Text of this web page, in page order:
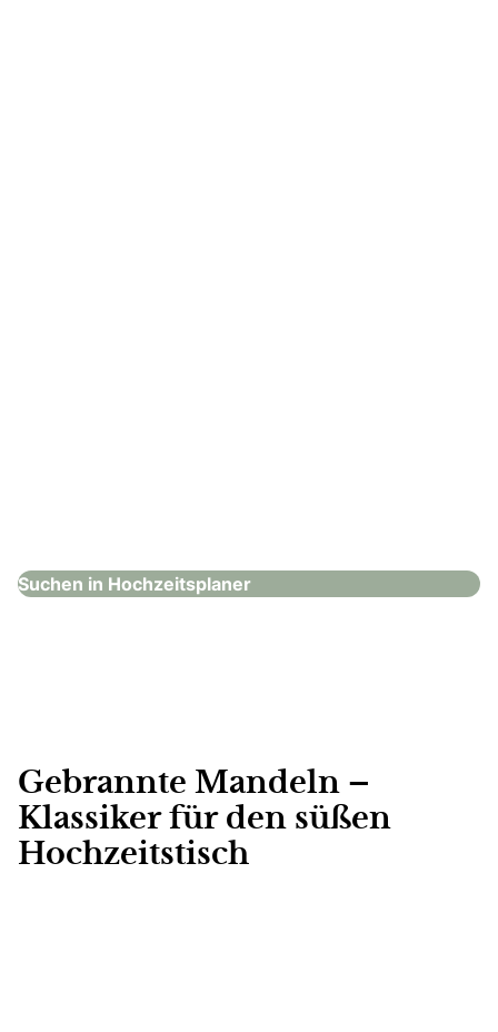
Suchen in Hochzeitsplaner
Gebrannte Mandeln –
Klassiker für den süßen
Hochzeitstisch